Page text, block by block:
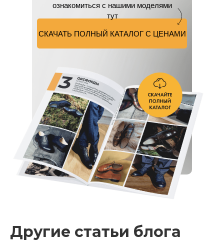
СКАЧАТЬ ПОЛНЫЙ КАТАЛОГ С ЦЕНАМИ
ознакомиться с нашими моделями
тут
Другие статьи блога